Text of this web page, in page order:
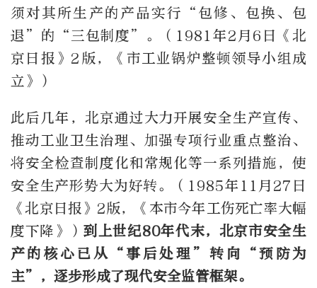
须对其所生产的产品实行“包修、包换、包
退”的“三包制度”。（1981年2月6日《北
京日报》2版，《市工业锅炉整顿领导小组成
立》）
此后几年，北京通过大力开展安全生产宣传、
推动工业卫生治理、加强专项行业重点整治、
将安全检查制度化和常规化等一系列措施，使
安全生产形势大为好转。（1985年11月27日
《北京日报》2版，《本市今年工伤死亡率大幅
度下降》）到上世纪80年代末，北京市安全生
产的核心已从“事后处理”转向“预防为
主”，逐步形成了现代安全监管框架。